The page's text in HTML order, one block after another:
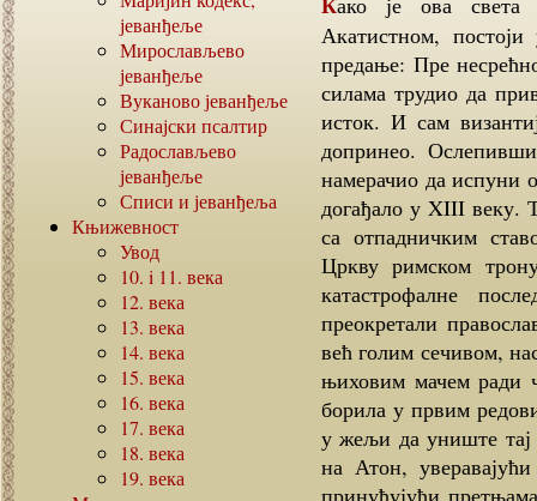
јеванђеље
Мирослављево
јеванђеље
Вуканово јеванђеље
Синајски псалтир
Радослављево
јеванђеље
Списи и јеванђеља
Књижевност
Увод
10. i 11. века
12. века
13. века
14. века
15. века
16. века
17. века
18. века
19. века
Акатистном,
предање: Пре
силама трудио да
исток. И сам
допринео.
намерачио да испуни
догађало у XIII веку.
са отпадничким
Цркву римском
катастрофалне
преокретали
већ голим сечивом,
њиховим мачем ради
борила у првим
у жељи да униште
на Атон,
принуђујући